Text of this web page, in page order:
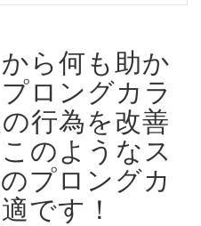
ら何も助か
ロングカラ
行為を改善
このようなス
プロングカ
です！